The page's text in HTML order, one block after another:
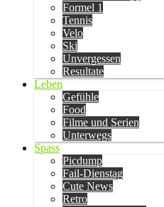
Formel 1
Tennis
Velo
Ski
Unvergessen
Resultate
Leben
Gefühle
Food
Filme und Serien
Unterwegs
Spass
Picdump
Fail-Dienstag
Cute News
Retro